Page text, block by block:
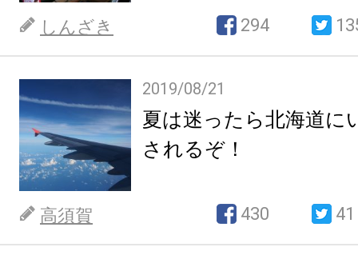
しんざき 294
2019/08/21
夏は迷ったら北海道に
されるぞ！
高須賀 430 41